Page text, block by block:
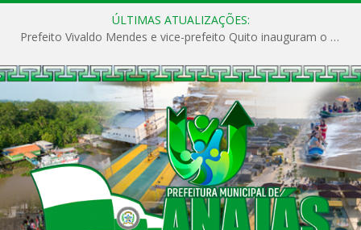
ÚLTIMAS ATUALIZAÇÕES:
Prefeito Vivaldo Mendes e vice-prefeito Quito inauguram o CAPS e fortalecem a saúde pública em Anajás.